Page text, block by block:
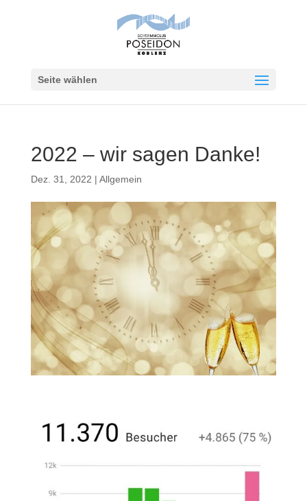
Seite wählen
2022 – wir sagen Danke!
Dez. 31, 2022 | Allgemein